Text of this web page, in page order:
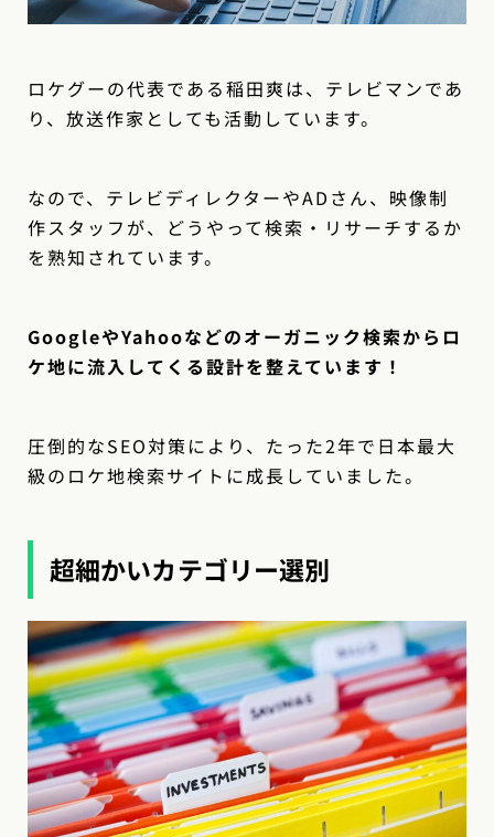
ロケグーの代表である稲田爽は、テレビマンであ
り、放送作家としても活動しています。
なので、テレビディレクターやADさん、映像制
作スタッフが、どうやって検索・リサーチするか
を熟知されています。
GoogleやYahooなどのオーガニック検索からロ
ケ地に流入してくる設計を整えています！
圧倒的なSEO対策により、たった2年で日本最大
級のロケ地検索サイトに成長していました。
超細かいカテゴリー選別